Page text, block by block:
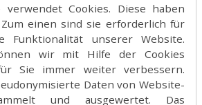
Art der Verwertung außerhalb der
bedürfen der schriftlichen
Autors bzw. Erstellers.
dieser Seite sind nur für den
Gebrauch gestattet.
dieser Seite nicht vom Betreiber
die Urheberrechte Dritter
verwendet Cookies. Diese haben
einen sind sie erforderlich für
Funktionalität unserer Website.
wir mit Hilfe der Cookies
Sie immer weiter verbessern.
Daten von Website-
und ausgewertet. Das